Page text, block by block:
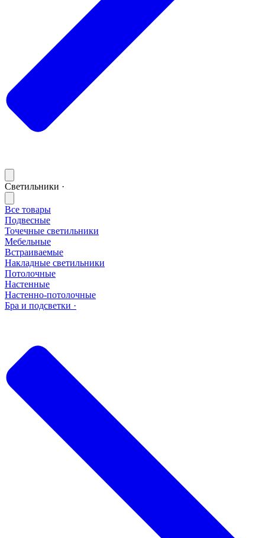
Светильники ·
Все товары
Подвесные
Точечные светильники
Мебельные
Встраиваемые
Накладные светильники
Потолочные
Настенные
Настенно-потолочные
Бра и подсветки ·